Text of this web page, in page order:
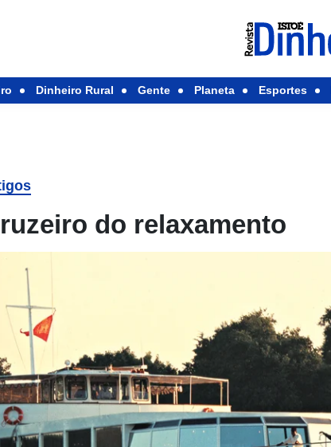
Dinheiro Rural Gente Planeta Esportes
do relaxamento